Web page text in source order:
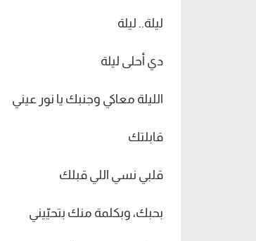
ليلة.. ليلة
دي أحلى ليلة
الليلة معاكي وجنبك يا نور عيني
قابلتك
قلبي نسي اللي قبلك
بحبك، وبكلمة منك بتحيّيني